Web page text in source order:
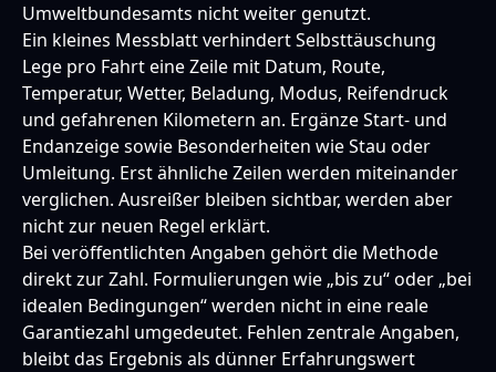
Umweltbundesamts nicht weiter genutzt.
Ein kleines Messblatt verhindert Selbsttäuschung
Lege pro Fahrt eine Zeile mit Datum, Route,
Temperatur, Wetter, Beladung, Modus, Reifendruck
und gefahrenen Kilometern an. Ergänze Start- und
Endanzeige sowie Besonderheiten wie Stau oder
Umleitung. Erst ähnliche Zeilen werden miteinander
verglichen. Ausreißer bleiben sichtbar, werden aber
nicht zur neuen Regel erklärt.
Bei veröffentlichten Angaben gehört die Methode
direkt zur Zahl. Formulierungen wie „bis zu“ oder „bei
idealen Bedingungen“ werden nicht in eine reale
Garantiezahl umgedeutet. Fehlen zentrale Angaben,
bleibt das Ergebnis als dünner Erfahrungswert